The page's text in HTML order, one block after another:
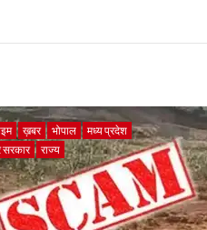
ख़बर भोपाल
मध्य प्रदेश
सरकार
राज्य